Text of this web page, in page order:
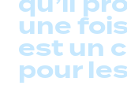
une
est un
pour